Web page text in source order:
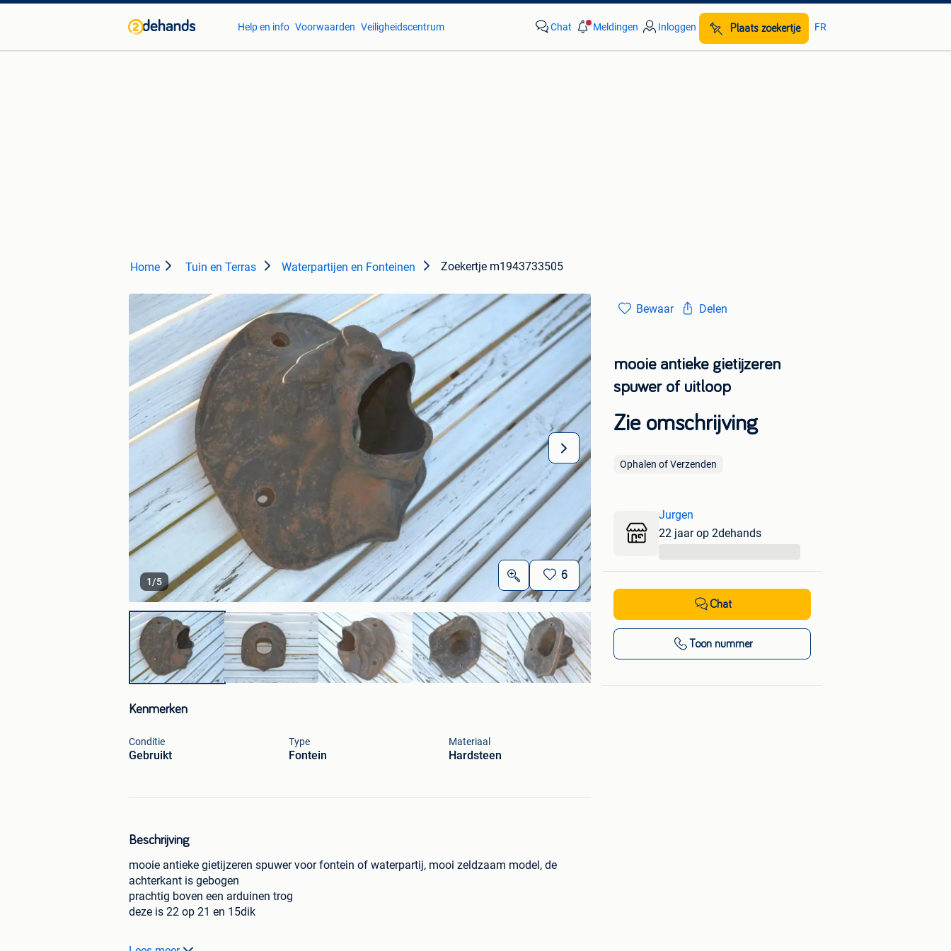
Help en info Voorwaarden Veiligheidscentrum Chat Meldingen Inloggen Plaats zoekertje FR
Home Tuin en Terras Waterpartijen en Fonteinen Zoekertje m1943733505
1/5
6
Kenmerken
Conditie
Gebruikt
Type
Fontein
Materiaal
Hardsteen
Beschrijving
mooie antieke gietijzeren spuwer voor fontein of waterpartij, mooi zeldzaam model, de
achterkant is gebogen
prachtig boven een arduinen trog
deze is 22 op 21 en 15dik
Bewaar Delen
mooie antieke gietijzeren
spuwer of uitloop
Zie omschrijving
Ophalen of Verzenden
Jurgen
22 jaar op 2dehands
Chat
Toon nummer